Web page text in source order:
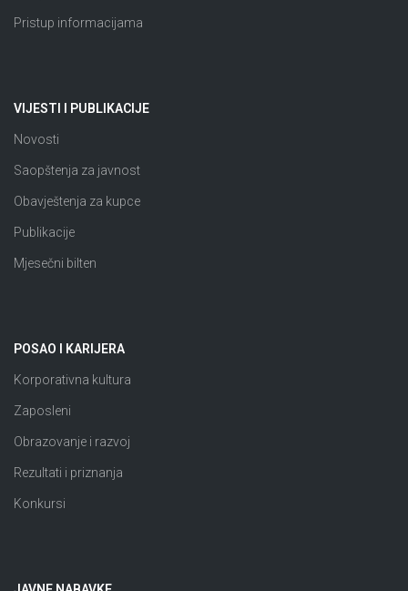
Pristup informacijama
VIJESTI I PUBLIKACIJE
Novosti
Saopštenja za javnost
Obavještenja za kupce
Publikacije
Mjesečni bilten
POSAO I KARIJERA
Korporativna kultura
Zaposleni
Obrazovanje i razvoj
Rezultati i priznanja
Konkursi